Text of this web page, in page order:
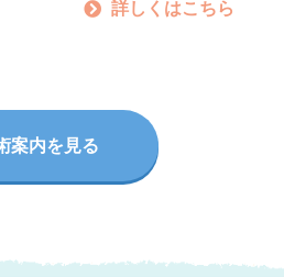
詳しくはこちら
案内を見る